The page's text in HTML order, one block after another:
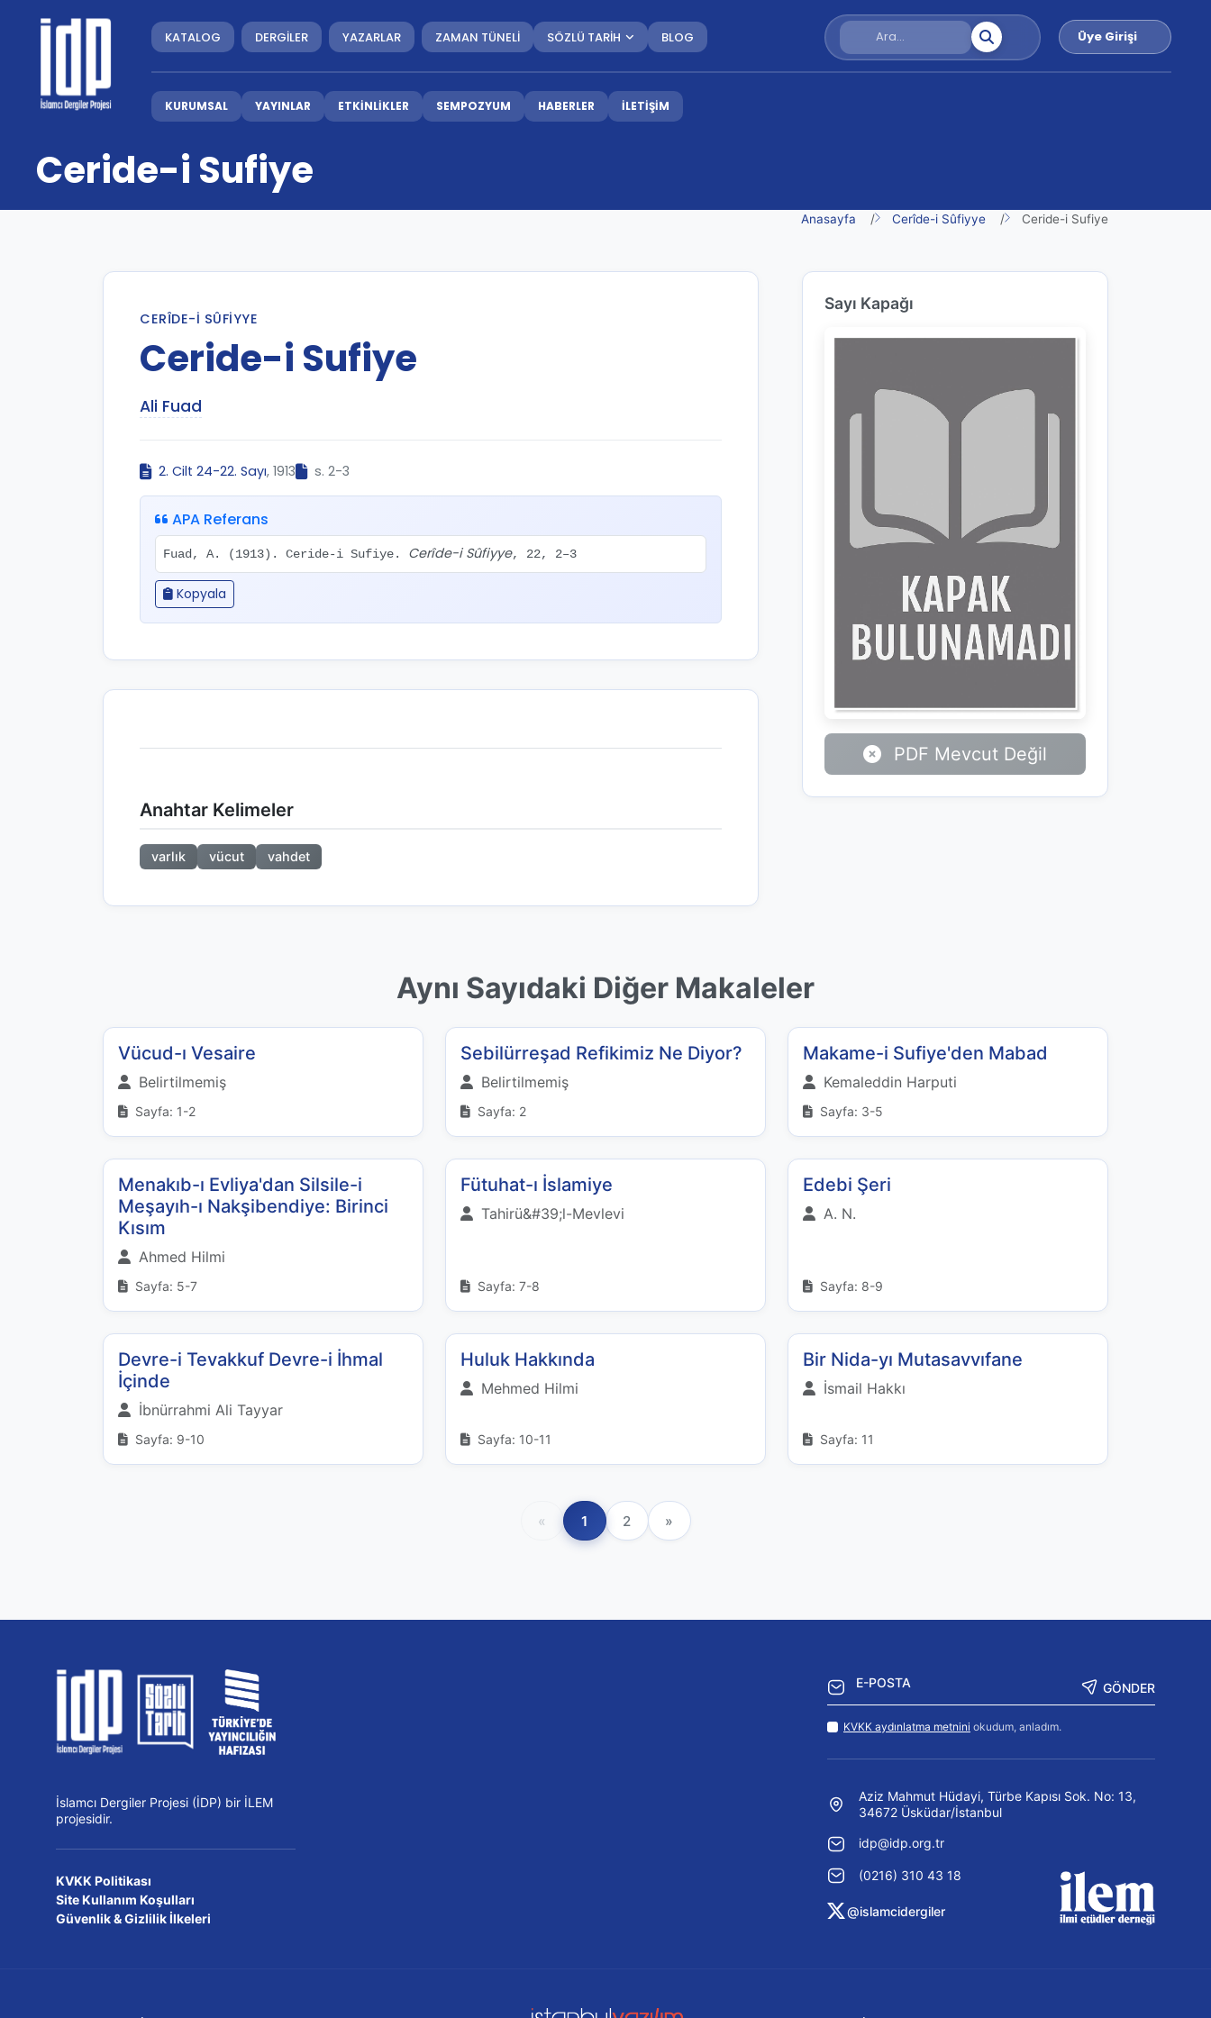
KATALOG DERGİLER YAZARLAR ZAMAN TÜNELİ SÖZLÜ TARİH BLOG Üye Girişi
KURUMSAL YAYINLAR ETKİNLİKLER SEMPOZYUM HABERLER İLETİŞİM
Ceride-i Sufiye
Anasayfa Cerîde-i Sûfiyye Ceride-i Sufiye
CERÎDE-I SÛFIYYE
Ceride-i Sufiye
Ali Fuad
2. Cilt 24-22. Sayı, 1913 s. 2-3
APA Referans
Fuad, A. (1913). Ceride-i Sufiye. Cerîde-i Sûfiyye, 22, 2–3
Kopyala
Anahtar Kelimeler
varlık vücut vahdet
Sayı Kapağı
PDF Mevcut Değil
Aynı Sayıdaki Diğer Makaleler
Vücud-ı Vesaire
Belirtilmemiş
Sayfa: 1-2
Sebilürreşad Refikimiz Ne Diyor?
Belirtilmemiş
Sayfa: 2
Makame-i Sufiye'den Mabad
Kemaleddin Harputi
Sayfa: 3-5
Menakıb-ı Evliya'dan Silsile-i
Meşayıh-ı Nakşibendiye: Birinci
Kısım
Ahmed Hilmi
Sayfa: 5-7
Fütuhat-ı İslamiye
Tahirü&#39;l-Mevlevi
Sayfa: 7-8
Edebi Şeri
A. N.
Sayfa: 8-9
Devre-i Tevakkuf Devre-i İhmal
İçinde
İbnürrahmi Ali Tayyar
Sayfa: 9-10
Huluk Hakkında
Mehmed Hilmi
Sayfa: 10-11
Bir Nida-yı Mutasavvıfane
İsmail Hakkı
Sayfa: 11
« 1 2 »
İslamcı Dergiler Projesi (İDP) bir İLEM
projesidir.
KVKK Politikası
Site Kullanım Koşulları
Güvenlik & Gizlilik İlkeleri
GÖNDER
KVKK aydınlatma metnini okudum, anladım.
Aziz Mahmut Hüdayi, Türbe Kapısı Sok. No: 13,
34672 Üsküdar/İstanbul
idp@idp.org.tr
(0216) 310 43 18
@islamcidergiler